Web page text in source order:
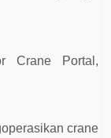
Crane Portal,
crane